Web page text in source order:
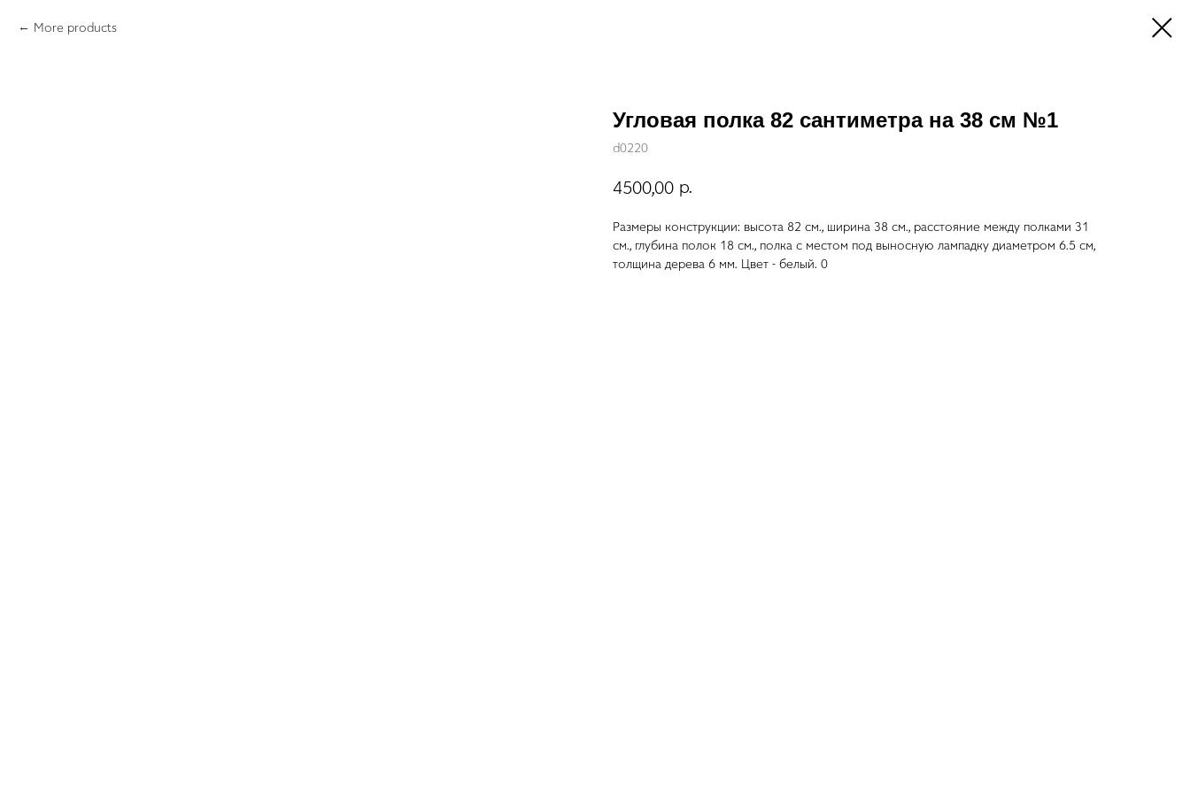
More products
Угловая полка 82 сантиметра на 38 см №1
d0220
4500,00 р.
Размеры конструкции: высота 82 см., ширина 38 см., расстояние между полками 31
см., глубина полок 18 см., полка с местом под выносную лампадку диаметром 6.5 см,
толщина дерева 6 мм. Цвет - белый. 0